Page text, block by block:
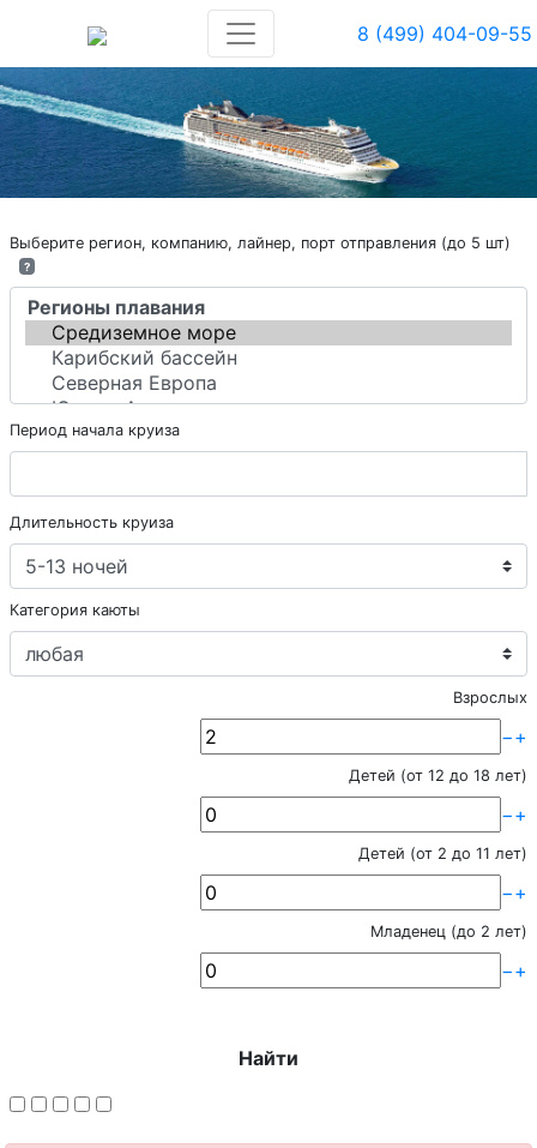
8 (499) 404-09-55
Выберите регион, компанию, лайнер, порт отправления (до 5 шт)
?
Период начала круиза
Длительность круиза
Категория каюты
Взрослых
−+
Детей (от 12 до 18 лет)
−+
Детей (от 2 до 11 лет)
−+
Младенец (до 2 лет)
−+
Найти